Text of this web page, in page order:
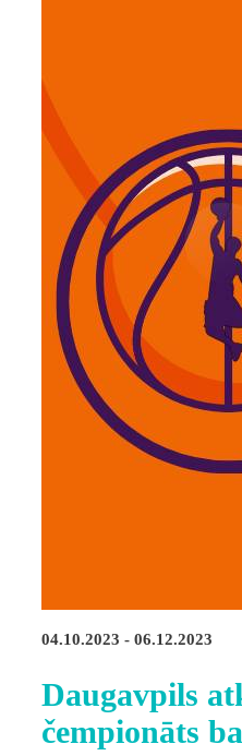
04.10.2023 - 06.12.2023
Daugavpils
čempionāts